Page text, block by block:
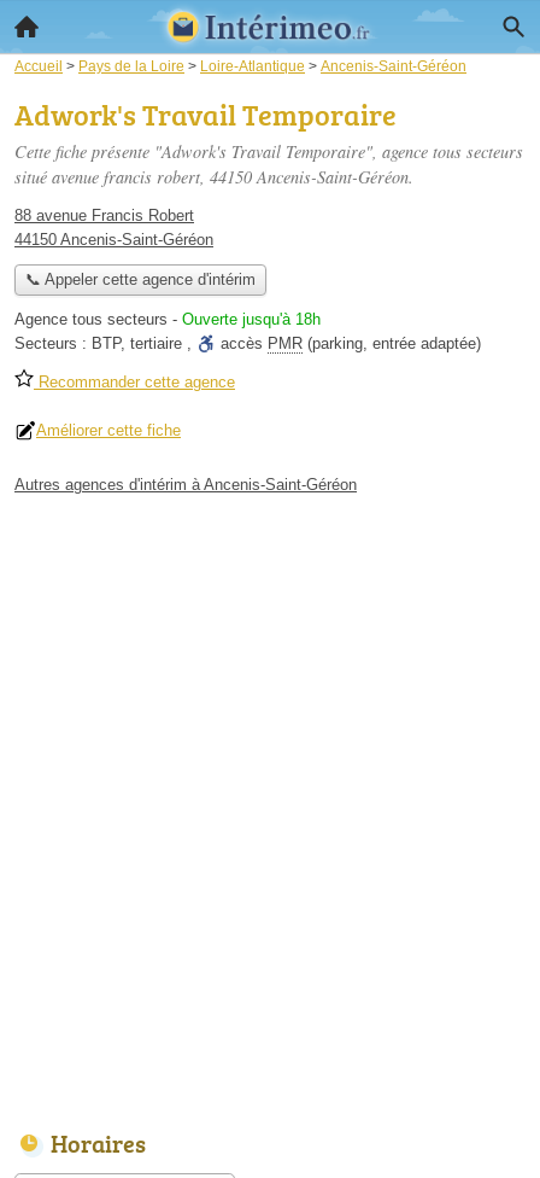
Accueil > Pays de la Loire > Loire-Atlantique > Ancenis-Saint-Géréon
Adwork's Travail Temporaire
Cette fiche présente "Adwork's Travail Temporaire", agence tous secteurs
situé avenue francis robert, 44150 Ancenis-Saint-Géréon.
88 avenue Francis Robert
44150 Ancenis-Saint-Géréon
📞 Appeler cette agence d'intérim
Agence tous secteurs - Ouverte jusqu'à 18h
Secteurs : BTP, tertiaire , accès PMR (parking, entrée adaptée)
Recommander cette agence
Améliorer cette fiche
Autres agences d'intérim à Ancenis-Saint-Géréon
Horaires